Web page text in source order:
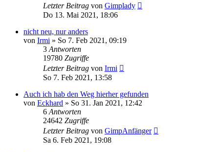
Letzter Beitrag von Gimplady
Do 13. Mai 2021, 18:06
nicht neu, nur anders
von Irmi » So 7. Feb 2021, 09:19
3 Antworten
19780 Zugriffe
Letzter Beitrag von Irmi
So 7. Feb 2021, 13:58
Auch ich hab den Weg hierher gefunden
von Eckhard » So 31. Jan 2021, 12:42
6 Antworten
24642 Zugriffe
Letzter Beitrag von GimpAnfänger
Sa 6. Feb 2021, 19:08